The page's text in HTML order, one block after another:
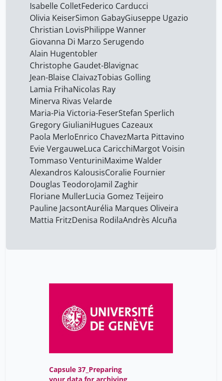
Isabelle ColletFederico Carducci
Olivia KeiserSimon GabayGiuseppe Ugazio
Christian LovisPhilippe Wanner
Giovanna Di Marzo Serugendo
Alain Hugentobler
Christophe Gaudet-Blavignac
Jean-Blaise ClaivazTobias Golling
Lamia FrihaNicolas Ray
Minerva Rivas Velarde
Maria-Pia Victoria-FeserStefan Sperlich
Gregory GiulianiHugues Cazeaux
Paola MerloEnrico ChavezMarta Pittavino
Evie VergauweLuca CaricchiMargot Voisin
Tommaso VenturiniMaxime Walder
Alexandros KalousisCoralie Fournier
Douglas TeodoroJamil Zaghir
Floriane MullerLucia Gomez Teijeiro
Pauline JacsontAurélia Marques Oliveira
Mattia FritzDenisa RodilaAndrès Alcuña
Capsule 37_Preparing